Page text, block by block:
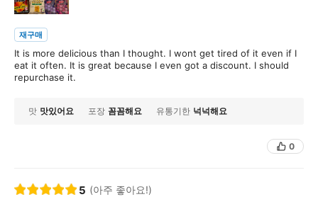
재구매
It is more delicious than I thought. I wont get tired of it even if I
eat it often. It is great because I even got a discount. I should
repurchase it.
맛 맛있어요 포장 꼼꼼해요 유통기한 넉넉해요
0
5 (아주 좋아요!)